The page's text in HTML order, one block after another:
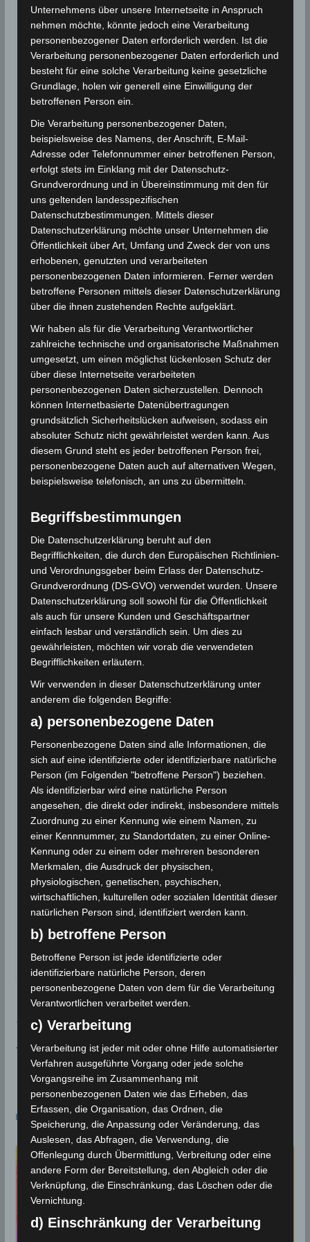
Für die Nutzung von Google Adsense (Google Ireland
Limited, Gordon House, Barrow Street, Dublin, D04 E5W5,
Ireland) benötigen wir laut DSGVO Ihre Zustimmung. Es
werden seitens Google Adsense personenbezogene
Daten erhoben, verarbeitet und gespeichert. Welche
Daten genau entnehmen Sie bitte den
Datenschutzbedingungen.
Google Adsenseist deaktiviert.
✓ Erlauben Datenschutzbedingungen
Neujahr (Sonntag, 1. Januar 2023:Der Sonntag
verläuft ähnlich wie der vorhergehende Samstag, nur
mit etwas niedrigeren Temperaturen. Es wird sonnig
und örtlich leicht bewölkt sein. Die Temperaturen
werden landesweit 14 Grad (Gafsa) bis 21 Grad
(Ostküste, Sahel) erreichen. Nachts werden die
Temperaturen zwischen 10 Grad an den Küsten und
bis zu 6 Grad im Rest des Landes liegen. In den
Höhenlagen können die Temperaturen auf Werte
knapp über dem Gefrierpunkt absinken.
Info Silvester (frz.: Réveillon de la Saint-Sylvestre):
einigen europäischen Sprachen wird der 31. Dezember,
der letzte Tag des Jahres im gregorianischen Kalender,
bezeichnet. Nach dem Heiligenkalender der römisch-
katholischen Kirche ist dies der Gedenktag des heiligen
Papstes Silvester I.Das Jahresendfest wurde bereits im
Römischen Reich gefeiert, erstmals zu Beginn des Jahres
Januar verschoben wurde. Die Sitte, das Jahr nach dem
zehnten Monat neu zu beginnen, war römisch. Die
Monate für Gaius Julius C aesar – Juli – und Augustus –
August – wurden später eingeführt. Die Feuerfeste am
Jahreswechsel gehen auf die Germanen zurück. Die
Assoziation des Jahresendes mit dem Namen Silvester (dt.
Waldmensch, von lateinisch silva Wald) geht auf das Jahr
1582 zurück. Damals verlegte die Gregorianische
Kalenderreform den letzten Tag des Jahres vom 24.
Dezember auf den 31. Dezember, den Todestag von
Silvester I. († 31. Dezember 335). Der Liturgische
Kalender führt den Tag seit 813 auch als dessen
Namenstag.
Für die Nutzung von Google Adsense (Google Ireland
Limited, Gordon House, Barrow Street, Dublin, D04 E5W5,
Ireland) benötigen wir laut DSGVO Ihre Zustimmung. Es
werden seitens Google Adsense personenbezogene
Daten erhoben, verarbeitet und gespeichert. Welche
Daten genau entnehmen Sie bitte den
Datenschutzbedingungen.
Google Adsense ist deaktiviert.
✓ Erlauben Datenschutzbedingungen
Titelbild:Pixabay
Mit Material vonmeteo.tn
ei 29 Prozent
Tunesien: Klimabericht für den Monat Oktober 202
Das könnte dir auch gefallen
Unternehmens über unsere Internetseite in Anspruch
nehmen möchte, könnte jedoch eine Verarbeitung
personenbezogener Daten erforderlich werden. Ist die
Verarbeitung personenbezogener Daten erforderlich und
besteht für eine solche Verarbeitung keine gesetzliche
Grundlage, holen wir generell eine Einwilligung der
betroffenen Person ein.
Die Verarbeitung personenbezogener Daten,
beispielsweise des Namens, der Anschrift, E-Mail-
Adresse oder Telefonnummer einer betroffenen Person,
erfolgt stets im Einklang mit der Datenschutz-
Grundverordnung und in Übereinstimmung mit den für
uns geltenden landesspezifischen
Datenschutzbestimmungen. Mittels dieser
Datenschutzerklärung möchte unser Unternehmen die
Öffentlichkeit über Art, Umfang und Zweck der von uns
erhobenen, genutzten und verarbeiteten
personenbezogenen Daten informieren. Ferner werden
betroffene Personen mittels dieser Datenschutzerklärung
über die ihnen zustehenden Rechte aufgeklärt.
Wir haben als für die Verarbeitung Verantwortlicher
zahlreiche technische und organisatorische Maßnahmen
umgesetzt, um einen möglichst lückenlosen Schutz der
über diese Internetseite verarbeiteten
personenbezogenen Daten sicherzustellen. Dennoch
können Internetbasierte Datenübertragungen
grundsätzlich Sicherheitslücken aufweisen, sodass ein
absoluter Schutz nicht gewährleistet werden kann. Aus
diesem Grund steht es jeder betroffenen Person frei,
personenbezogene Daten auch auf alternativen Wegen,
beispielsweise telefonisch, an uns zu übermitteln.
Begriffsbestimmungen
Die Datenschutzerklärung beruht auf den
Begrifflichkeiten, die durch den Europäischen Richtlinien-
und Verordnungsgeber beim Erlass der Datenschutz-
Grundverordnung (DS-GVO) verwendet wurden. Unsere
Datenschutzerklärung soll sowohl für die Öffentlichkeit
als auch für unsere Kunden und Geschäftspartner
einfach lesbar und verständlich sein. Um dies zu
gewährleisten, möchten wir vorab die verwendeten
Begrifflichkeiten erläutern.
Wir verwenden in dieser Datenschutzerklärung unter
anderem die folgenden Begriffe:
a) personenbezogene Daten
Personenbezogene Daten sind alle Informationen, die
sich auf eine identifizierte oder identifizierbare natürliche
Person (im Folgenden "betroffene Person") beziehen.
Als identifizierbar wird eine natürliche Person
angesehen, die direkt oder indirekt, insbesondere mittels
Zuordnung zu einer Kennung wie einem Namen, zu
einer Kennnummer, zu Standortdaten, zu einer Online-
Kennung oder zu einem oder mehreren besonderen
Merkmalen, die Ausdruck der physischen,
physiologischen, genetischen, psychischen,
wirtschaftlichen, kulturellen oder sozialen Identität dieser
natürlichen Person sind, identifiziert werden kann.
b) betroffene Person
Betroffene Person ist jede identifizierte oder
identifizierbare natürliche Person, deren
personenbezogene Daten von dem für die Verarbeitung
Verantwortlichen verarbeitet werden.
c) Verarbeitung
Verarbeitung ist jeder mit oder ohne Hilfe automatisierter
Verfahren ausgeführte Vorgang oder jede solche
Vorgangsreihe im Zusammenhang mit
personenbezogenen Daten wie das Erheben, das
Erfassen, die Organisation, das Ordnen, die
Speicherung, die Anpassung oder Veränderung, das
Auslesen, das Abfragen, die Verwendung, die
Offenlegung durch Übermittlung, Verbreitung oder eine
andere Form der Bereitstellung, den Abgleich oder die
Verknüpfung, die Einschränkung, das Löschen oder die
Vernichtung.
d) Einschränkung der Verarbeitung